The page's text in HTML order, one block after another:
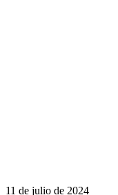
11 de julio de 2024